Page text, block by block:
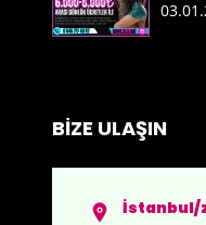
BİZE ULAŞIN
İstanbul/